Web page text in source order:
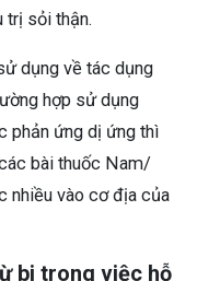
sỏi thận.
dụng về tác dụng
hợp sử dụng
phản ứng dị ứng thì
bài thuốc Nam/
nhiều vào cơ địa của
bi trong việc hỗ